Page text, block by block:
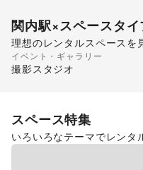
関内駅×スペースタ
理想のレンタルスペースを
ショッピングモール
イベント・ギャラリー
撮影スタジオ
スペース特集
いろいろなテーマでレンタ